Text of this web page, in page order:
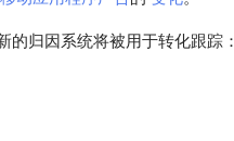
归因系统将被用于转化跟踪：